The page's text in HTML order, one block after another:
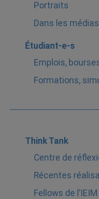
Portraits
Dans les médias
Étudiant-e-s
Emplois,
Formations,
Think Tank
Centre de
Récentes
Fellows de l’IEIM